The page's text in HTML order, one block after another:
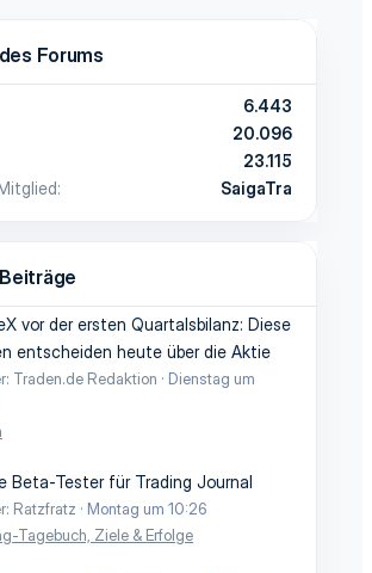
Forums
6.443
20.096
23.115
SaigaTra
vor der ersten Quartalsbilanz: Diese
entscheiden heute über die Aktie
Traden.de Redaktion
Dienstag um
Beta-Tester für Trading Journal
Ratzfratz
Montag um 10:26
Tagebuch, Ziele & Erfolge